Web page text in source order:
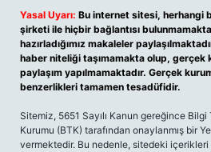
Yasal Uyarı: Bu internet sitesi, herhangi
şirketi ile hiçbir bağlantısı
hazırladığımız makaleler
haber niteliği taşımamakta olup, gerçek
paylaşım yapılmamaktadır. Gerçek
benzerlikleri tamamen tesadüfidir.
Sitemiz, 5651 Sayılı Kanun gereğince
Kurumu (BTK) tarafından onaylanmış bir
vermektedir. Bu nedenle, sitedeki